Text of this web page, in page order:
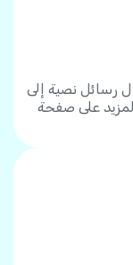
رسائل نصية إلى
على صفحة